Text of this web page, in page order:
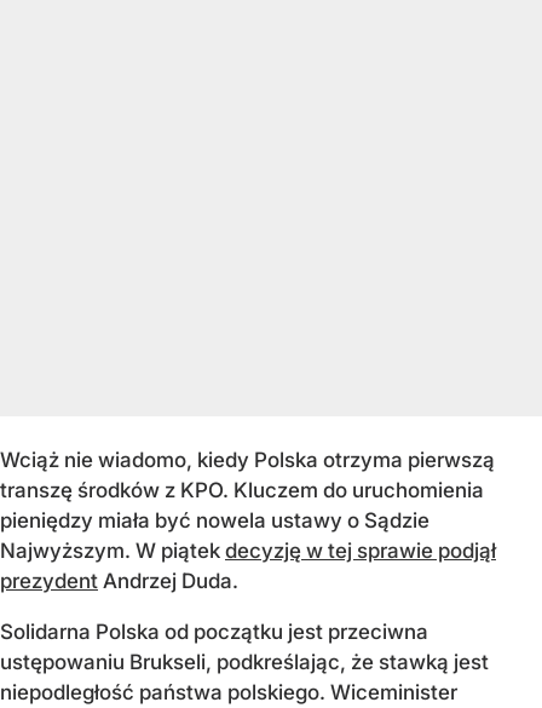
Wciąż nie wiadomo, kiedy Polska otrzyma pierwszą
transzę środków z KPO. Kluczem do uruchomienia
pieniędzy miała być nowela ustawy o Sądzie
Najwyższym. W piątek decyzję w tej sprawie podjął
prezydent Andrzej Duda.
Solidarna Polska od początku jest przeciwna
ustępowaniu Brukseli, podkreślając, że stawką jest
niepodległość państwa polskiego. Wiceminister